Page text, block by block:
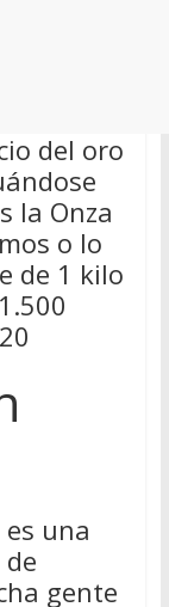
del oro
la Onza
o lo
de 1 kilo
una
gente